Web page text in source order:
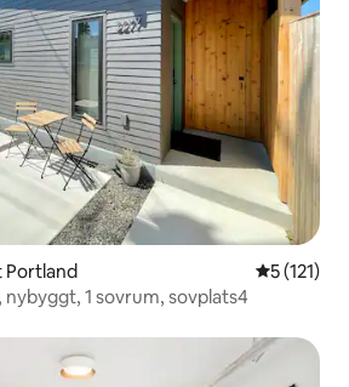
Portland 5 av 5 i
5 (121)
1 sovrum, sovplats4